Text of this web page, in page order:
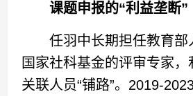
课题申报的“利益垄断”
任羽中长期担任教育部
国家社科基金的评审专家
关联人员“铺路”。2019-